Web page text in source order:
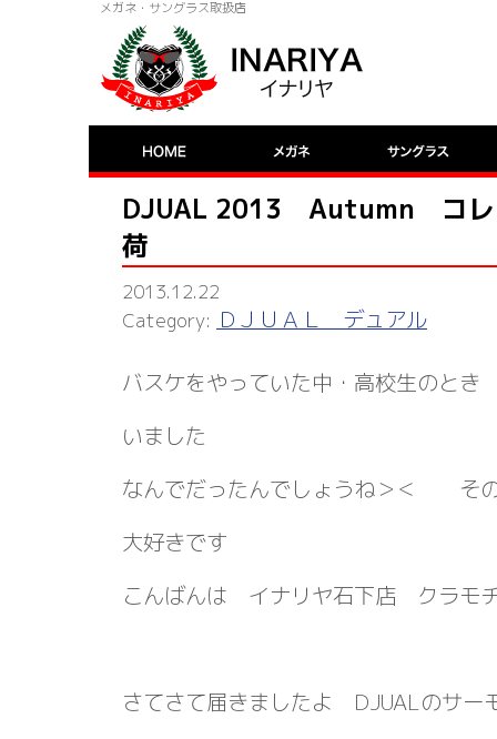
メガネ・サングラス取扱店
DJUAL 2013 Autumn コ
荷
2013.12.22
ＤＪＵＡＬ デュアル
バスケをやっていた中・高校生のと
いました
なんでだったんでしょうね＞＜
大好きです
こんばんは イナリヤ石下店 クラモ
さてさて届きましたよ DJUALのサー